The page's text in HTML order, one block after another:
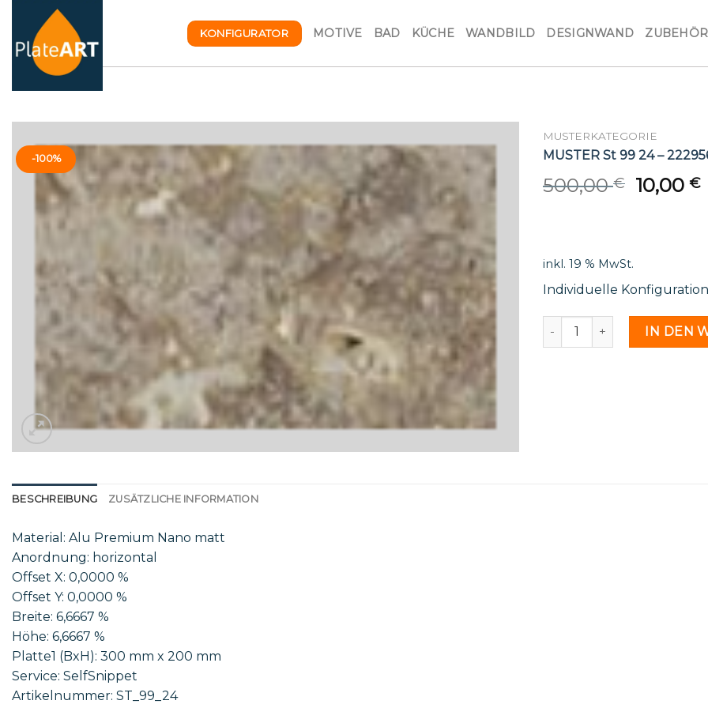
content
KONFIGURATOR MOTIVE BAD KÜCHE WANDBILD DESIGNWAND ZUBEHÖR
-100%
MUSTERKATEGORIE
MUSTER St 99 24 –
500,00€
Original
10,00€
inkl. 19 % MwSt.
Individuelle Konfiguration
MUSTER St 99 24 - 2229565
IN DEN
BESCHREIBUNG ZUSÄTZLICHE INFORMATION
Material: Alu Premium Nano matt
Anordnung: horizontal
Offset X: 0,0000 %
Offset Y: 0,0000 %
Breite: 6,6667 %
Höhe: 6,6667 %
Platte1 (BxH): 300 mm x 200 mm
Service: SelfSnippet
Artikelnummer: ST_99_24